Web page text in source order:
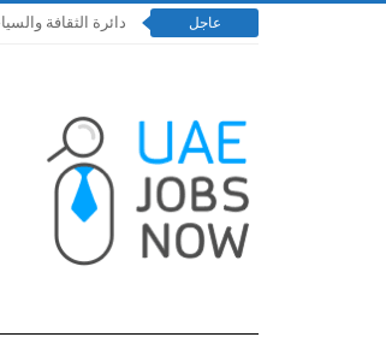
عاجل دائرة الثقافة